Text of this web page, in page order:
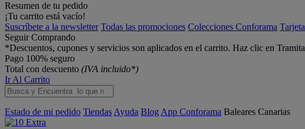
Resumen de tu pedido
¡Tu carrito está vacío!
Suscríbete a la newsletter Todas las promociones Colecciones Conforama
Seguir Comprando
*Descuentos, cupones y servicios son aplicados en el carrito. Haz clic en
Pago 100% seguro
Total con descuento (IVA incluido*)
Ir Al Carrito
Estado de mi pedido Tiendas Ayuda Blog App Conforama Baleares Canarias